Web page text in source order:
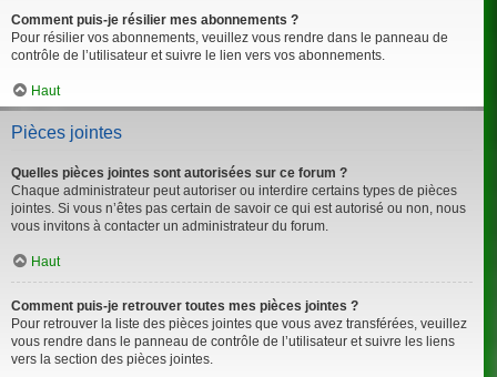
Comment puis-je résilier mes abonnements ?
Pour résilier vos abonnements, veuillez vous rendre dans le panneau de
contrôle de l’utilisateur et suivre le lien vers vos abonnements.
Haut
Pièces jointes
Quelles pièces jointes sont autorisées sur ce forum ?
Chaque administrateur peut autoriser ou interdire certains types de pièces
jointes. Si vous n’êtes pas certain de savoir ce qui est autorisé ou non, nous
vous invitons à contacter un administrateur du forum.
Haut
Comment puis-je retrouver toutes mes pièces jointes ?
Pour retrouver la liste des pièces jointes que vous avez transférées, veuillez
vous rendre dans le panneau de contrôle de l’utilisateur et suivre les liens
vers la section des pièces jointes.